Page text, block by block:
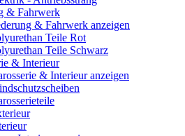
& Fahrwerk
& Fahrwerk anzeigen
Teile Rot
Teile Schwarz
& Interieur
& Interieur anzeigen